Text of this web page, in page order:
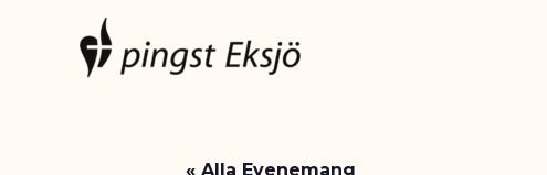
« Alla Evenemang